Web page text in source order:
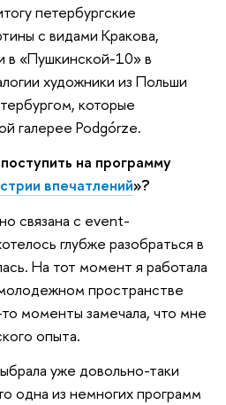
петербургские
с видами Кракова,
в «Пушкинской-10» в
художники из Польши
которые
галерее Podgórze.
на программу
впечатлений»?
связана с event-
глубже разобраться в
На тот момент я работала
пространстве
моменты замечала, что мне
опыта.
уже довольно-таки
одна из немногих программ